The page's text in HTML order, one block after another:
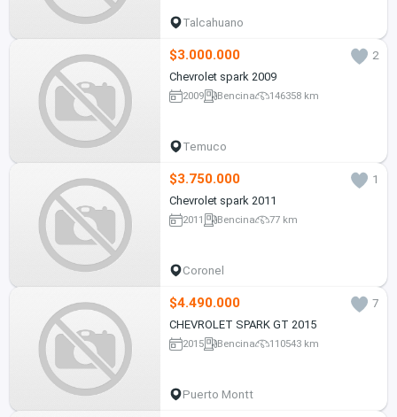
Talcahuano
$3.000.000
2
Chevrolet spark 2009
2009 Bencina 146358 km
Temuco
$3.750.000
1
Chevrolet spark 2011
2011 Bencina 77 km
Coronel
$4.490.000
7
CHEVROLET SPARK GT 2015
2015 Bencina 110543 km
Puerto Montt